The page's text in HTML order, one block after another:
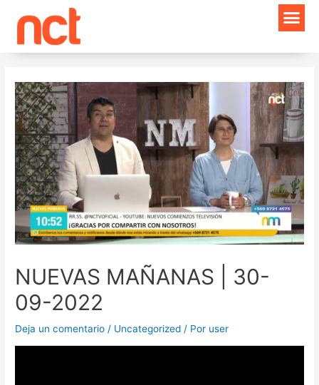
contenido
NUEVAS MAÑANAS | 30-
09-2022
Deja un comentario / Uncategorized / Por user
Navegación
de
entradas